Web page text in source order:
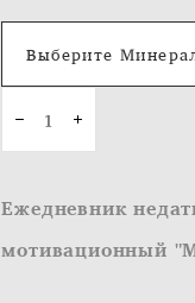
Выберите
Ежедневник
мотивационный